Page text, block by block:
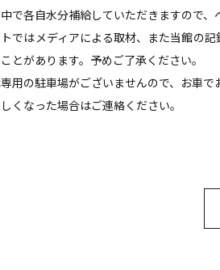
中で各自水分補給していただきますので
トではメディアによる取材、また当館の
とがあります。予めご了承ください。
専用の駐車場がございませんので、お車
くなった場合はご連絡ください。